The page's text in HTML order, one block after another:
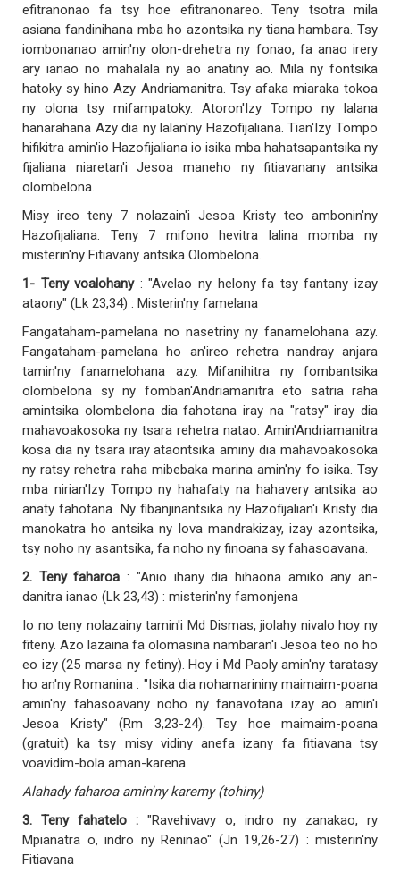
efitranonao fa tsy hoe efitranonareo. Teny tsotra mila
asiana fandinihana mba ho azontsika ny tiana hambara. Tsy
iombonanao amin'ny olon-drehetra ny fonao, fa anao irery
ary ianao no mahalala ny ao anatiny ao. Mila ny fontsika
hatoky sy hino Azy Andriamanitra. Tsy afaka miaraka tokoa
ny olona tsy mifampatoky. Atoron'Izy Tompo ny lalana
hanarahana Azy dia ny lalan'ny Hazofijaliana. Tian'Izy Tompo
hifikitra amin'io Hazofijaliana io isika mba hahatsapantsika ny
fijaliana niaretan'i Jesoa maneho ny fitiavanany antsika
olombelona.
Misy ireo teny 7 nolazain'i Jesoa Kristy teo ambonin'ny
Hazofijaliana. Teny 7 mifono hevitra lalina momba ny
misterin'ny Fitiavany antsika Olombelona.
1- Teny voalohany: "Avelao ny helony fa tsy fantany izay
ataony" (Lk 23,34) : Misterin'ny famelana
Fangataham-pamelana no nasetriny ny fanamelohana azy.
Fangataham-pamelana ho an'ireo rehetra nandray anjara
tamin'ny fanamelohana azy. Mifanihitra ny fombantsika
olombelona sy ny fomban'Andriamanitra eto satria raha
amintsika olombelona dia fahotana iray na "ratsy" iray dia
mahavoakosoka ny tsara rehetra natao. Amin'Andriamanitra
kosa dia ny tsara iray ataontsika aminy dia mahavoakosoka
ny ratsy rehetra raha mibebaka marina amin'ny fo isika. Tsy
mba nirian'Izy Tompo ny hahafaty na hahavery antsika ao
anaty fahotana. Ny fibanjinantsika ny Hazofijalian'i Kristy dia
manokatra ho antsika ny lova mandrakizay, izay azontsika,
tsy noho ny asantsika, fa noho ny finoana sy fahasoavana.
2. Teny faharoa: "Anio ihany dia hihaona amiko any an-
danitra ianao (Lk 23,43) : misterin'ny famonjena
Io no teny nolazainy tamin'i Md Dismas, jiolahy nivalo hoy ny
fiteny. Azo lazaina fa olomasina nambaran'i Jesoa teo no ho
eo izy (25 marsa ny fetiny). Hoy i Md Paoly amin'ny taratasy
ho an'ny Romanina : "Isika dia nohamarininy maimaim-poana
amin'ny fahasoavany noho ny fanavotana izay ao amin'i
Jesoa Kristy" (Rm 3,23-24). Tsy hoe maimaim-poana
(gratuit) ka tsy misy vidiny anefa izany fa fitiavana tsy
voavidim-bola aman-karena
Alahady faharoa amin'ny karemy (tohiny)
3. Teny fahatelo : "Ravehivavy o, indro ny zanakao, ry
Mpianatra o, indro ny Reninao" (Jn 19,26-27) : misterin'ny
Fitiavana